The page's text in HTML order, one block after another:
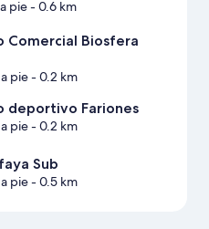
pie- 0.6 km
Comercial Biosfera
pie- 0.2 km
deportivo Fariones
pie- 0.2 km
Sub
pie- 0.5 km